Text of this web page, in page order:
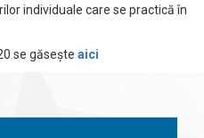
individuale care se practică în
se găsește aici